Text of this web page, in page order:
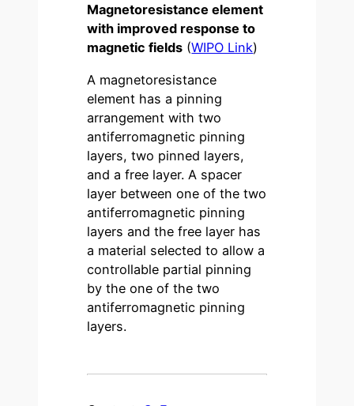
Magnetoresistance element
with improved response to
magnetic fields (WIPO Link)
A magnetoresistance
element has a pinning
arrangement with two
antiferromagnetic pinning
layers, two pinned layers,
and a free layer. A spacer
layer between one of the two
antiferromagnetic pinning
layers and the free layer has
a material selected to allow a
controllable partial pinning
by the one of the two
antiferromagnetic pinning
layers.